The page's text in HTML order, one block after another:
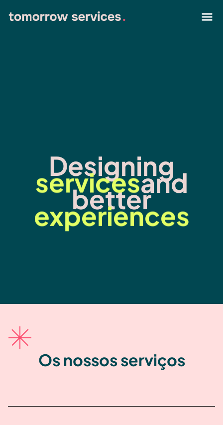
Designing
better
servicesand
experiences
Os nossos serviços